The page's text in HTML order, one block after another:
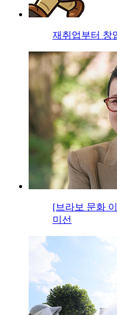
재취업부터 창
[브라보 문화
미선